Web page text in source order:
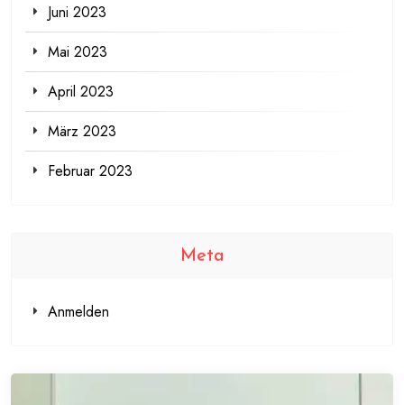
Juni 2023
Mai 2023
April 2023
März 2023
Februar 2023
Meta
Anmelden